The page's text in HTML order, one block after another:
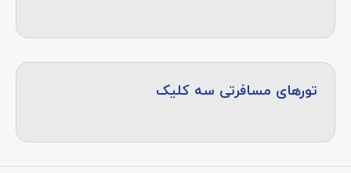
تورهای مسافرتی سه کلیک